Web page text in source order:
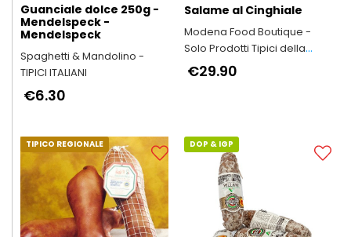
Guanciale dolce 250g -
Mendelspeck -
Mendelspeck
Spaghetti & Mandolino -
TIPICI ITALIANI
€6.30
Salame al Cinghiale
Modena Food Boutique -
Solo Prodotti Tipici della
Provincia di Modena
€29.90
TIPICO REGIONALE DOP & IGP